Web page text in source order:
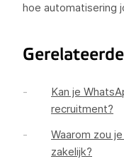
hoe automatisering
Kan je
recruitment?
Waarom zou
zakelijk?